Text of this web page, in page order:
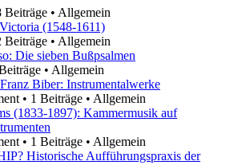
Beiträge • Allgemein
(1548-1611)
Beiträge • Allgemein
Die sieben Bußpsalmen
• Allgemein
Biber: Instrumentalwerke
• 1 Beiträge • Allgemein
(1833-1897): Kammermusik auf
• 1 Beiträge • Allgemein
Historische Aufführungspraxis der